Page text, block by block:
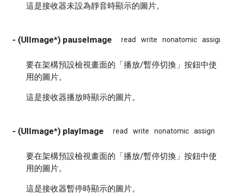
這是接收器未設為靜音時顯示的圖片。
- (UIImage*) pauseImage read write nonatomic assign
要在架構預設檢視畫面的「播放/暫停切換」按鈕中使
用的圖片。
這是接收器播放時顯示的圖片。
- (UIImage*) playImage read write nonatomic assign
要在架構預設檢視畫面的「播放/暫停切換」按鈕中使
用的圖片。
這是接收器暫停時顯示的圖片。